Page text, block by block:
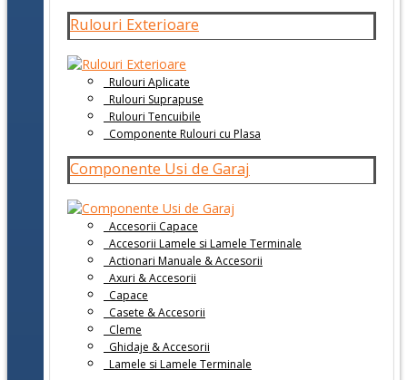
Rulouri Exterioare
Rulouri Aplicate
Rulouri Suprapuse
Rulouri Tencuibile
Componente Rulouri cu Plasa
Componente Usi de Garaj
Accesorii Capace
Accesorii Lamele si Lamele Terminale
Actionari Manuale & Accesorii
Axuri & Accesorii
Capace
Casete & Accesorii
Cleme
Ghidaje & Accesorii
Lamele si Lamele Terminale